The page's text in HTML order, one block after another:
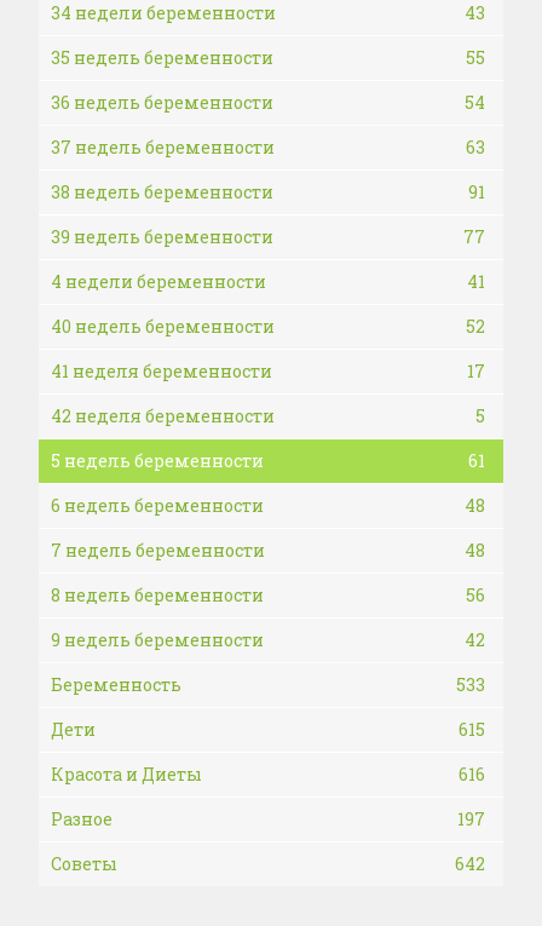
34 недели беременности
43
35 недель беременности
55
36 недель беременности
54
37 недель беременности
63
38 недель беременности
91
39 недель беременности
77
4 недели беременности
41
40 недель беременности
52
41 неделя беременности
17
42 неделя беременности
5
5 недель беременности
61
6 недель беременности
48
7 недель беременности
48
8 недель беременности
56
9 недель беременности
42
Беременность
533
Дети
615
Красота и Диеты
616
Разное
197
Советы
642